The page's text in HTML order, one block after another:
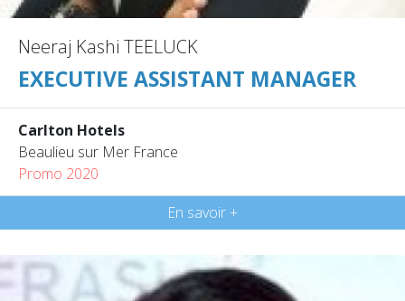
Neeraj Kashi TEELUCK
EXECUTIVE ASSISTANT MANAGER
Carlton Hotels
Beaulieu sur Mer France
Promo 2020
En savoir +